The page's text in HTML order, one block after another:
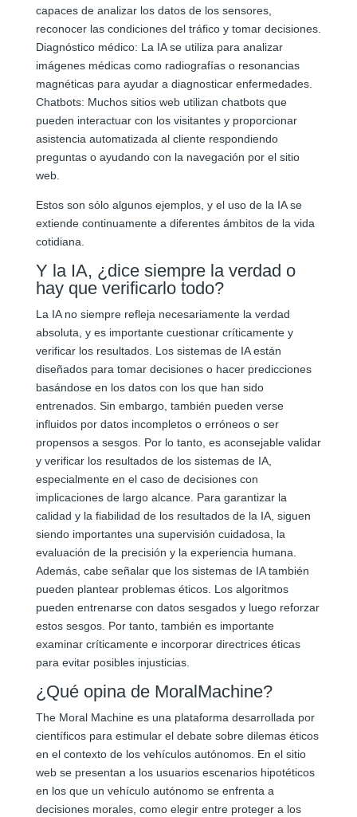
capaces de analizar los datos de los sensores,
reconocer las condiciones del tráfico y tomar decisiones.
Diagnóstico médico: La IA se utiliza para analizar
imágenes médicas como radiografías o resonancias
magnéticas para ayudar a diagnosticar enfermedades.
Chatbots: Muchos sitios web utilizan chatbots que
pueden interactuar con los visitantes y proporcionar
asistencia automatizada al cliente respondiendo
preguntas o ayudando con la navegación por el sitio
web.
Estos son sólo algunos ejemplos, y el uso de la IA se
extiende continuamente a diferentes ámbitos de la vida
cotidiana.
Y la IA, ¿dice siempre la verdad o
hay que verificarlo todo?
La IA no siempre refleja necesariamente la verdad
absoluta, y es importante cuestionar críticamente y
verificar los resultados. Los sistemas de IA están
diseñados para tomar decisiones o hacer predicciones
basándose en los datos con los que han sido
entrenados. Sin embargo, también pueden verse
influidos por datos incompletos o erróneos o ser
propensos a sesgos. Por lo tanto, es aconsejable validar
y verificar los resultados de los sistemas de IA,
especialmente en el caso de decisiones con
implicaciones de largo alcance. Para garantizar la
calidad y la fiabilidad de los resultados de la IA, siguen
siendo importantes una supervisión cuidadosa, la
evaluación de la precisión y la experiencia humana.
Además, cabe señalar que los sistemas de IA también
pueden plantear problemas éticos. Los algoritmos
pueden entrenarse con datos sesgados y luego reforzar
estos sesgos. Por tanto, también es importante
examinar críticamente e incorporar directrices éticas
para evitar posibles injusticias.
¿Qué opina de MoralMachine?
The Moral Machine es una plataforma desarrollada por
científicos para estimular el debate sobre dilemas éticos
en el contexto de los vehículos autónomos. En el sitio
web se presentan a los usuarios escenarios hipotéticos
en los que un vehículo autónomo se enfrenta a
decisiones morales, como elegir entre proteger a los